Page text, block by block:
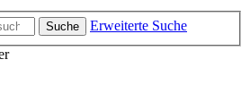
Suche
Erweiterte Suche